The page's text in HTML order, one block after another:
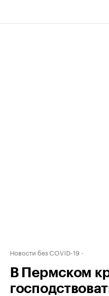
Новости без COVID-19
В Пермском